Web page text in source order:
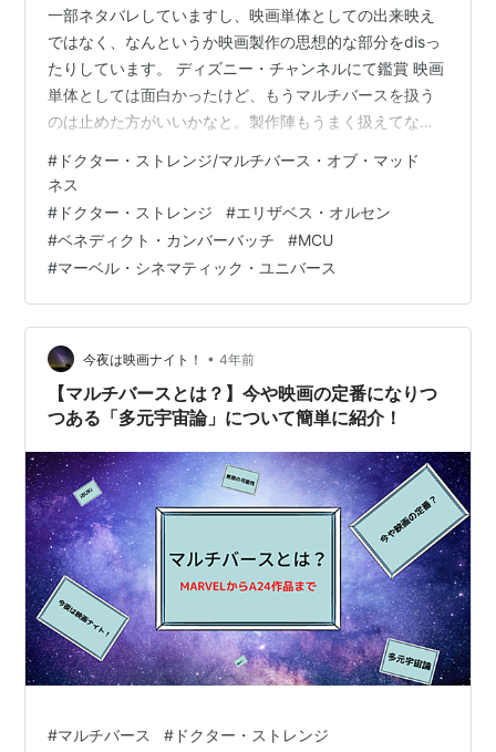
一部ネタバレしていますし、映画単体としての出来映え
ではなく、なんというか映画製作の思想的な部分をdisっ
たりしています。 ディズニー・チャンネルにて鑑賞 映画
単体としては面白かったけど、もうマルチバースを扱う
のは止めた方がいいかなと。製作陣もうまく扱えてない
基本があってそこから分裂なのか、どこまでが共通項
ちゃうかな。特にMCU世界で他の映画も絡んでいるのな
ら尚更。 もしやりたいのなら、今のレベルではどっかの
おっさんの妄想レベルなので、科学的根拠っ…
# ドクター・ストレンジ/マルチバース・オブ・マッド
ネス
# ドクター・ストレンジ #エリザベス・オルセン
#ベネディクト・カンバーバッチ #MCU
#マーベル・シネマティック・ユニバース
今夜は映画ナイト！ • 4年前
【マルチバースとは？】今や映画の定番になりつ
つある「多元宇宙論」について簡単に紹介！
#マルチバース # ドクター・ストレンジ